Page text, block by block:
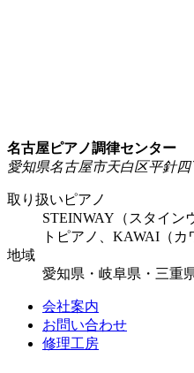
名古屋ピアノ調律センター
愛知県名古屋市天白区平針四
取り扱いピアノ
STEINWAY（スタイン
トピアノ、KAWAI（
地域
愛知県・岐阜県・三重
会社案内
お問い合わせ
修理工房